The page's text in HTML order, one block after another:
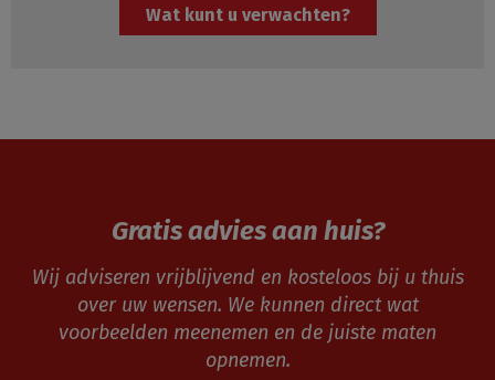
Wat kunt u verwachten?
Gratis advies aan huis?
Wij adviseren vrijblijvend en kosteloos bij u thuis
over uw wensen. We kunnen direct wat
voorbeelden meenemen en de juiste maten
opnemen.